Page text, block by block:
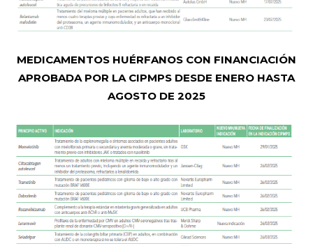
MEDICAMENTOS HUÉRFANOS CON FINANCIACIÓN
APROBADA POR LA CIPMPS DESDE ENERO HASTA
AGOSTO DE 2025